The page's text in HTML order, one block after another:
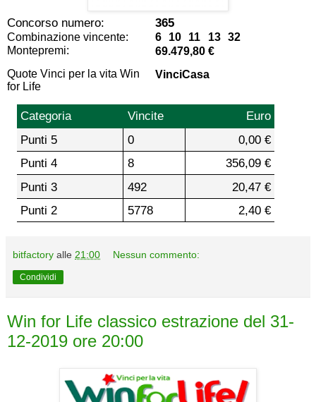
Concorso numero: 365
Combinazione vincente:
6 10 11 13 32
Montepremi:
69.479,80 €
Quote Vinci per la vita Win
for Life
VinciCasa
Categoria Vincite
Euro
Punti 5
0
0,00 €
Punti 4
8
356,09 €
Punti 3
492
20,47 €
Punti 2
5778 2,40 €
bitfactory alle 21:00 Nessun commento:
Condividi
Win for Life classico estrazione del 31-
12-2019 ore 20:00